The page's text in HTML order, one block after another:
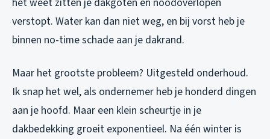
verstopt. Water kan dan niet weg, en bij vorst heb je
binnen no-time schade aan je dakrand.
Maar het grootste probleem? Uitgesteld onderhoud.
Ik snap het wel, als ondernemer heb je honderd dingen
aan je hoofd. Maar een klein scheurtje in je
dakbedekking groeit exponentieel. Na één winter is